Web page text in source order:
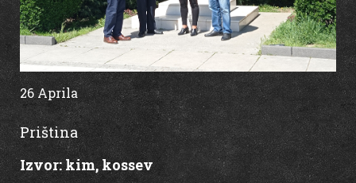
Izvor: kim,kossev
26 Aprila
15:35
Priština